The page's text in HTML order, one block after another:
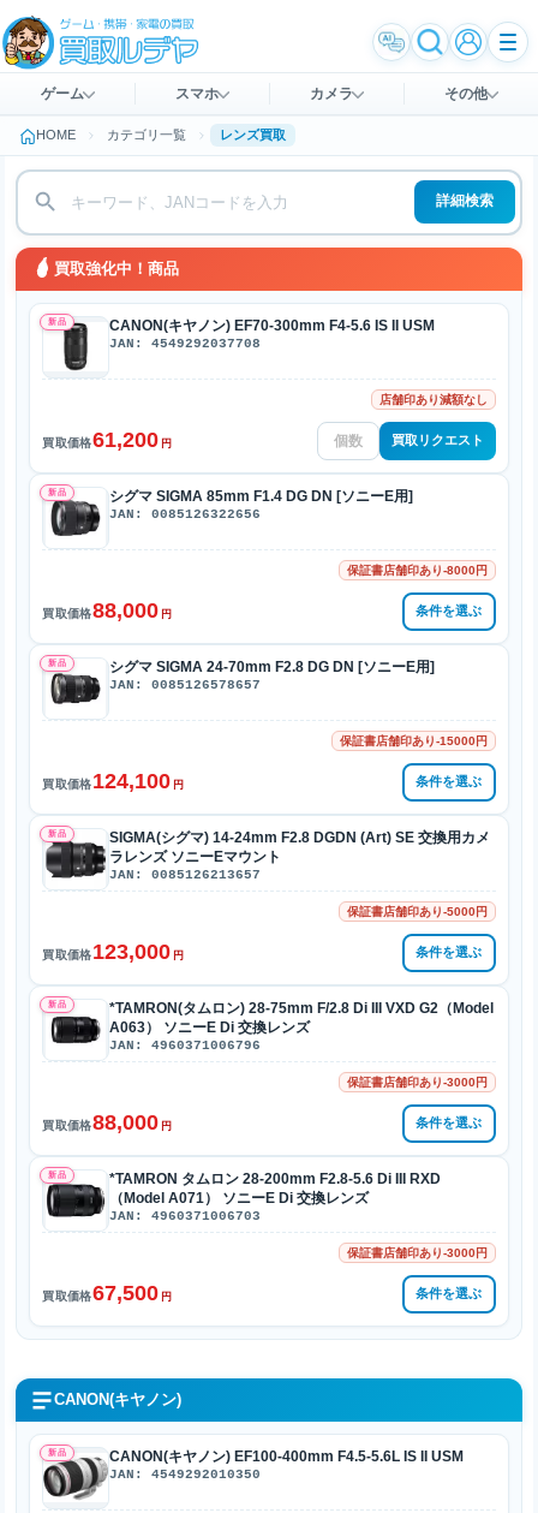
ゲーム スマホ カメラ その他
HOME カテゴリ一覧 レンズ買取
詳細検索
買取強化中！商品
新品 CANON(キヤノン) EF70-300mm F4-5.6 IS II USM
JAN: 4549292037708
店舗印あり減額なし
買取価格61,200 円 買取リクエスト
新品 シグマ SIGMA 85mm F1.4 DG DN [ソニーE用]
JAN: 0085126322656
保証書店舗印あり-8000円
買取価格88,000 円 条件を選ぶ
新品 シグマ SIGMA 24-70mm F2.8 DG DN [ソニーE用]
JAN: 0085126578657
保証書店舗印あり-15000円
買取価格124,100 円 条件を選ぶ
新品
SIGMA(シグマ) 14-24mm F2.8 DGDN (Art) SE 交換用カメ
ラレンズ ソニーEマウント
JAN: 0085126213657
保証書店舗印あり-5000円
買取価格123,000 円 条件を選ぶ
新品
*TAMRON(タムロン) 28-75mm F/2.8 Di III VXD G2（Model
A063） ソニーE Di 交換レンズ
JAN: 4960371006796
保証書店舗印あり-3000円
買取価格88,000 円 条件を選ぶ
新品
*TAMRON タムロン 28-200mm F2.8-5.6 Di III RXD
（Model A071） ソニーE Di 交換レンズ
JAN: 4960371006703
保証書店舗印あり-3000円
買取価格67,500 円 条件を選ぶ
CANON(キヤノン)
新品 CANON(キヤノン) EF100-400mm F4.5-5.6L IS II USM
JAN: 4549292010350